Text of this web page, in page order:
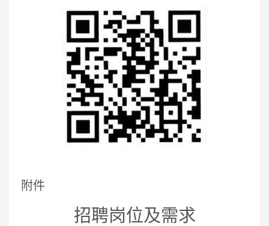
附件
招聘岗位及需求